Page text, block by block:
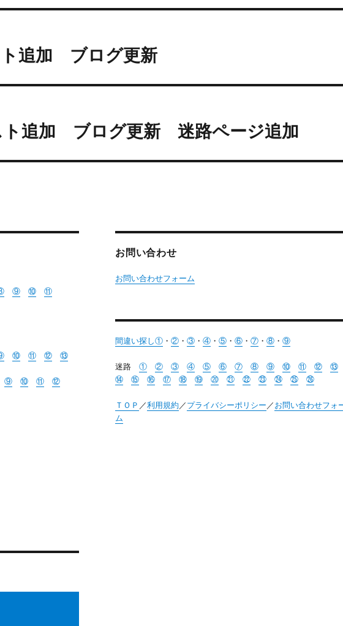
追加 ブログ更新
追加 ブログ更新 迷路ページ追加
⑨ ⑩
⑪
⑩ ⑪ ⑫
⑬
⑨ ⑩ ⑪
⑫
お問い合わせ
お問い合わせフォーム
間違い探し① ・② ・③ ・④ ・⑤ ・⑥ ・⑦ ・⑧ ・⑨
迷路① ② ③ ④ ⑤ ⑥ ⑦ ⑧ ⑨ ⑩ ⑪ ⑫
⑬
⑭
⑮ ⑯ ⑰ ⑱ ⑲ ⑳ ㉑ ㉒ ㉓ ㉔ ㉕ ㉖
ＴＯＰ ／利用規約／プライバシーポリシー／お問い合わせフォ
ム